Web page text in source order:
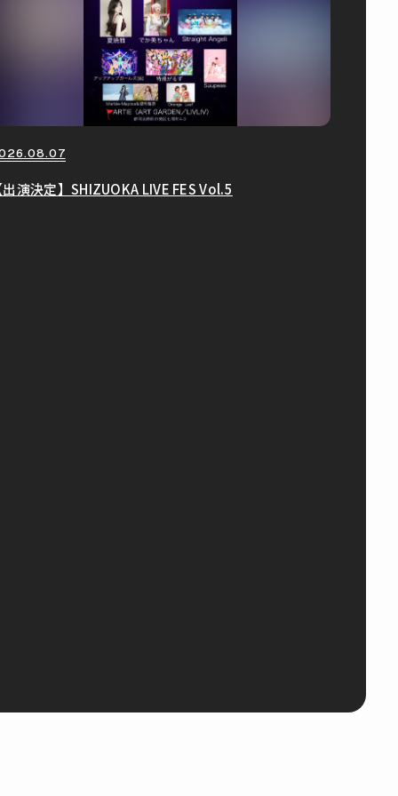
演決定】SHIZUOKA LIVE FES Vol.5